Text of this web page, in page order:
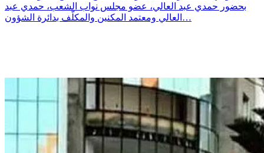
بحضور حمدي عبد العالي، عضو مجلس نواب الشعب، حمدي عبد
العالي ومعتمد المكنين والمكلّف بدائرة الشؤون…